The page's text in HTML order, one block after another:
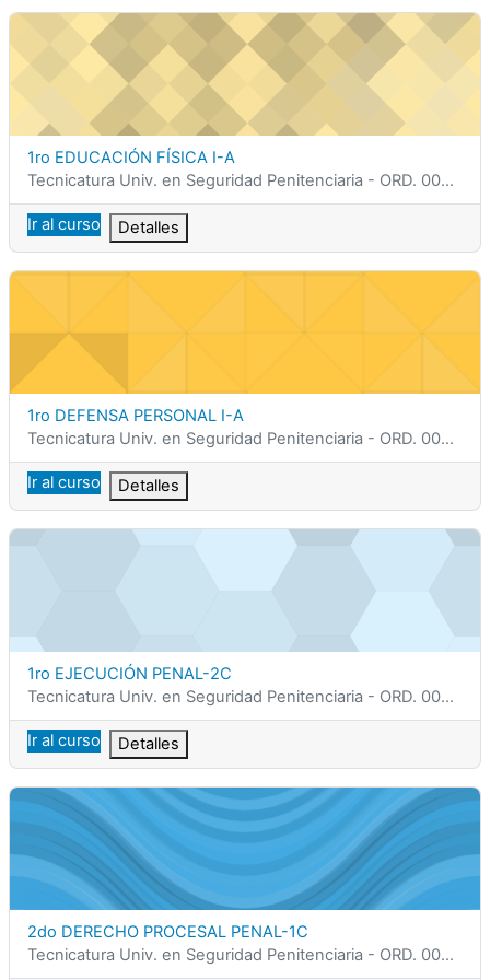
1ro EDUCACIÓN FÍSICA I-A
Nombre del curso
1ro EDUCACIÓN FÍSICA I-A
Categoría del curso
Tecnicatura Univ. en Seguridad Penitenciaria - ORD. 0002/25
Ir al curso Detalles
1ro DEFENSA PERSONAL I-A
Nombre del curso
1ro DEFENSA PERSONAL I-A
Categoría del curso
Tecnicatura Univ. en Seguridad Penitenciaria - ORD. 0002/25
Ir al curso Detalles
1ro EJECUCIÓN PENAL-2C
Nombre del curso
1ro EJECUCIÓN PENAL-2C
Categoría del curso
Tecnicatura Univ. en Seguridad Penitenciaria - ORD. 0002/25
Ir al curso Detalles
2do DERECHO PROCESAL PENAL-1C
Nombre del curso
2do DERECHO PROCESAL PENAL-1C
Categoría del curso
Tecnicatura Univ. en Seguridad Penitenciaria - ORD. 0002/25